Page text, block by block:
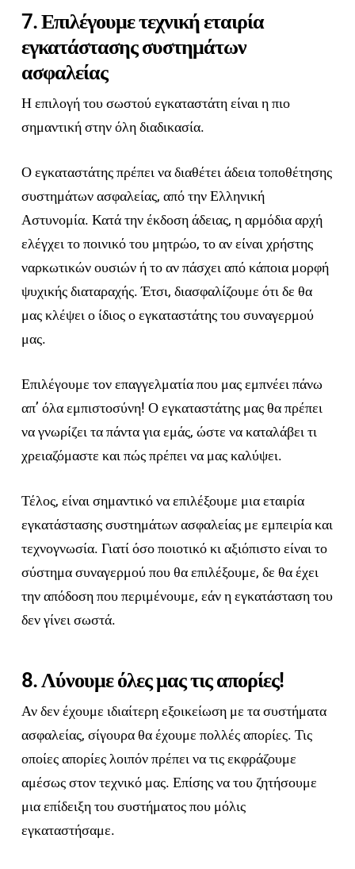
7. Επιλέγουμε τεχνική εταιρία
εγκατάστασης συστημάτων
ασφαλείας
Η επιλογή του σωστού εγκαταστάτη είναι η πιο
σημαντική στην όλη διαδικασία.
Ο εγκαταστάτης πρέπει να διαθέτει άδεια τοποθέτησης
συστημάτων ασφαλείας, από την Ελληνική
Αστυνομία. Κατά την έκδοση άδειας, η αρμόδια αρχή
ελέγχει το ποινικό του μητρώο, το αν είναι χρήστης
ναρκωτικών ουσιών ή το αν πάσχει από κάποια μορφή
ψυχικής διαταραχής. Έτσι, διασφαλίζουμε ότι δε θα
μας κλέψει ο ίδιος ο εγκαταστάτης του συναγερμού
μας.
Επιλέγουμε τον επαγγελματία που μας εμπνέει πάνω
απ’ όλα εμπιστοσύνη! Ο εγκαταστάτης μας θα πρέπει
να γνωρίζει τα πάντα για εμάς, ώστε να καταλάβει τι
χρειαζόμαστε και πώς πρέπει να μας καλύψει.
Τέλος, είναι σημαντικό να επιλέξουμε μια εταιρία
εγκατάστασης συστημάτων ασφαλείας με εμπειρία και
τεχνογνωσία. Γιατί όσο ποιοτικό κι αξιόπιστο είναι το
σύστημα συναγερμού που θα επιλέξουμε, δε θα έχει
την απόδοση που περιμένουμε, εάν η εγκατάσταση του
δεν γίνει σωστά.
8. Λύνουμε όλες μας τις απορίες!
Αν δεν έχουμε ιδιαίτερη εξοικείωση με τα συστήματα
ασφαλείας, σίγουρα θα έχουμε πολλές απορίες. Τις
οποίες απορίες λοιπόν πρέπει να τις εκφράζουμε
αμέσως στον τεχνικό μας. Επίσης να του ζητήσουμε
μια επίδειξη του συστήματος που μόλις
εγκαταστήσαμε.